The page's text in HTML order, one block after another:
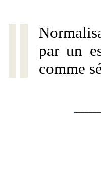
par un
comme